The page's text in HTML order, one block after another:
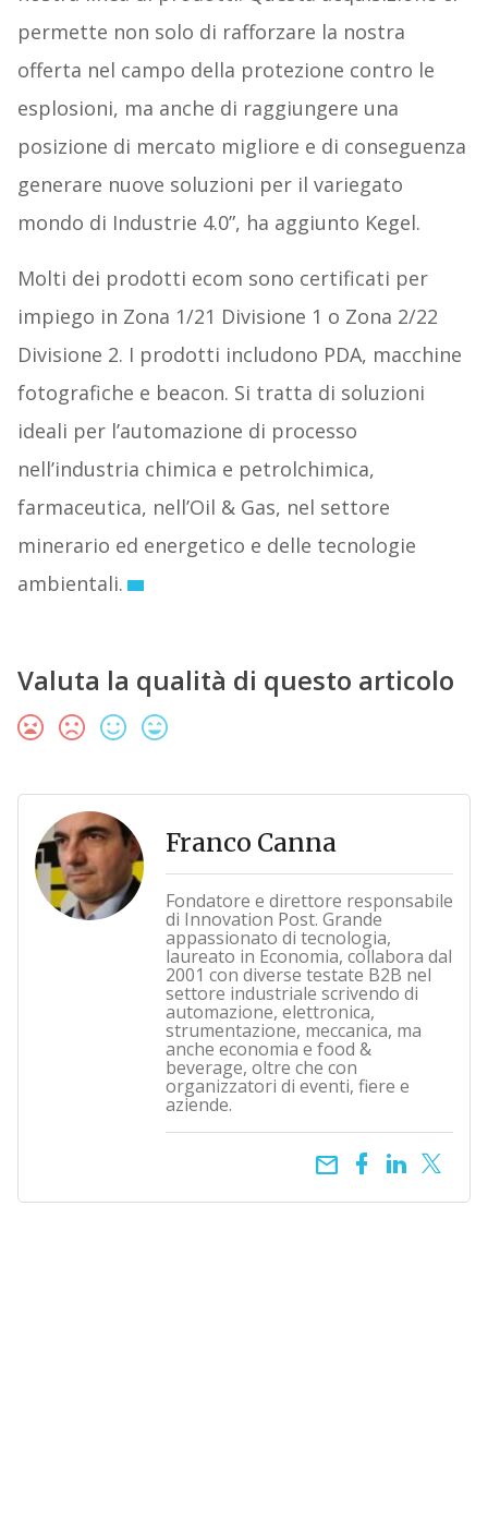
permette non solo di rafforzare la nostra
offerta nel campo della protezione contro le
esplosioni, ma anche di raggiungere una
posizione di mercato migliore e di conseguenza
generare nuove soluzioni per il variegato
mondo di Industrie 4.0”, ha aggiunto Kegel.
Molti dei prodotti ecom sono certificati per
impiego in Zona 1/21 Divisione 1 o Zona 2/22
Divisione 2. I prodotti includono PDA, macchine
fotografiche e beacon. Si tratta di soluzioni
ideali per l’automazione di processo
nell’industria chimica e petrolchimica,
farmaceutica, nell’Oil & Gas, nel settore
minerario ed energetico e delle tecnologie
ambientali.
Valuta la qualità di questo articolo
Franco Canna
Fondatore e direttore responsabile
di Innovation Post. Grande
appassionato di tecnologia,
laureato in Economia, collabora dal
2001 con diverse testate B2B nel
settore industriale scrivendo di
automazione, elettronica,
strumentazione, meccanica, ma
anche economia e food &
beverage, oltre che con
organizzatori di eventi, fiere e
aziende.
email